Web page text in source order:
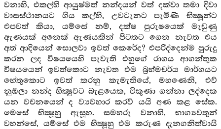
වනාහි, එකල්හි ආයුෂ්මත් නන්දයන් වත් දක්වා තමා දිවා
වාසස්ථානයට ගිය කල්හි, උවටැනට පැමිණි භික්‍ෂූන්ට
එපවත් කියා, යම්සේ නම්, දක්ෂ පුරුෂයෙක් මැඩුණු
ඇණයක් අනෙක් ඇණයකින් පිටතට ගෙන නැවත එය
අත් ආදියෙන් සොලවා ඉවත් කෙරේද? එපරිද්දෙන්ම පුරුදු
කරන ලද විෂයයෙහි පැවැති එහුගේ රාගය ආගන්තුක
විෂයයෙන් ඉවත්කොට නැවත එම බ්‍රහ්මචර්ය මාර්ගයට
හේතුකොට ඉවත් කරනු කැමැතියේ, මහණෙනි, එව්
නුඹලා නන්ද භික්‍ෂුවට බැළයෙක, විකුණා ගන්නා ලද්දෙක
යන වචනයෙන් ද ව්‍යවහාර කරව් යයි අණ කළ සේක.
මෙසේ භික්‍ෂූහු ඇසූහ. සමහරු වනාහි, භාග්‍යවතුන්
වහන්සේ, යම්සේ එම භික්‍ෂූහු එම කරුණ දැනගනිත්වායි